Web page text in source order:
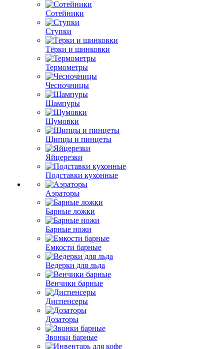
Сотейники
Ступки
Тёрки и шинковки
Термометры
Чесночницы
Шампуры
Шумовки
Щипцы и пинцеты
Яйцерезки
Подставки кухонные
Аэраторы
Барные ложки
Барные ножи
Емкости барные
Ведерки для льда
Венчики барные
Диспенсеры
Дозаторы
Звонки барные